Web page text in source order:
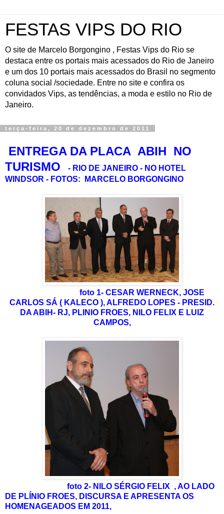
FESTAS VIPS DO RIO
O site de Marcelo Borgongino , Festas Vips do Rio se
destaca entre os portais mais acessados do Rio de Janeiro
e um dos 10 portais mais acessados do Brasil no segmento
coluna social /sociedade. Entre no site e confira os
convidados Vips, as tendências, a moda e estilo no Rio de
Janeiro.
terça-feira, 20 de dezembro de 2011
ENTREGA DA PLACA ABIH NO
TURISMO
- RIO DE JANEIRO - NO HOTEL
WINDSOR - FOTOS: MARCELO BORGONGINO
foto 1- CESAR WERNECK, JOSE
CARLOS SÁ ( KALECO ), ALFREDO LOPES - PRESID.
DA ABIH- RJ, PLINIO FROES, NILO FELIX E LUIZ
CAMPOS,
foto 2- NILO SÉRGIO FELIX , AO LADO
DE PLÍNIO FROES, DISCURSA E APRESENTA OS
HOMENAGEADOS EM 2011,